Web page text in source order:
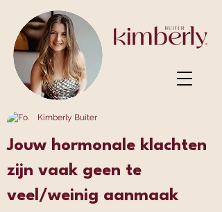
Jouw hormonale klachten
zijn vaak geen te
veel/weinig aanmaak
Kimberly Buiter